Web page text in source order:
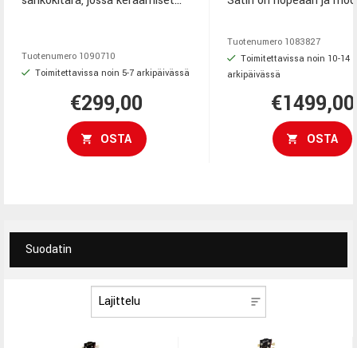
soundin ja Slim Taper -
kaulaprofiili varmistaa nopean
soitettavuuden. Sopii
harjoitteluun, keikoille ja
studioon.
Tuotenumero 1090710
Toimitettavissa noin 5-7 arkipäivässä
€299,00
OSTA
jossa yhdistyvät Fishman
Fluence -humbucker,
-tremolo ja Extra Thin U
kaulaprofiili.
Tuotenumero 1083827
Toimitettavissa noin 10-14
arkipäivässä
€1499,00
OSTA
Suodatin